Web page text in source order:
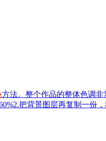
方法。整个作品的整体色调
把背景图层再复制一份